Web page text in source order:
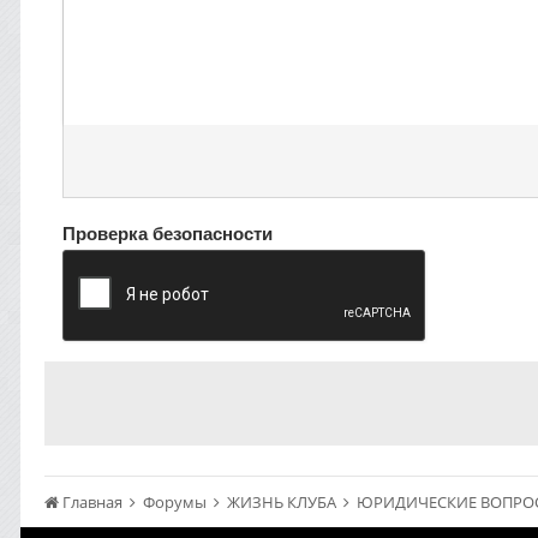
Проверка безопасности
Главная Форумы ЖИЗНЬ КЛУБА ЮРИДИЧЕСКИЕ